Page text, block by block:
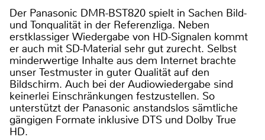
Der Panasonic DMR-BST820 spielt in Sachen Bild-
und Tonqualität in der Referenzliga. Neben
erstklassiger Wiedergabe von HD-Signalen kommt
er auch mit SD-Material sehr gut zurecht. Selbst
minderwertige Inhalte aus dem Internet brachte
unser Testmuster in guter Qualität auf den
Bildschirm. Auch bei der Audiowiedergabe sind
keinerlei Einschränkungen festzustellen. So
unterstützt der Panasonic anstandslos sämtliche
gängigen Formate inklusive DTS und Dolby True
HD.